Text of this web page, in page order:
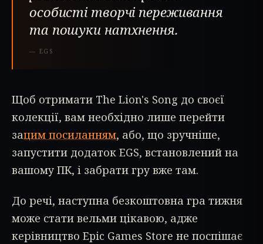
особисті творчі переживання
та пошуки натхнення.
— EGS
Щоб отримати The Lion's Song до своєї
колекції, вам необхідно лише перейти
зацим посиланням, або, що зручніше,
запустити додаток EGS, встановлений на
вашому ПК, і забрати гру вже там.
До речі, наступна безкоштовна гра тижня
може стати вельми цікавою, адже
керівництво Epic Games Store не поспішає